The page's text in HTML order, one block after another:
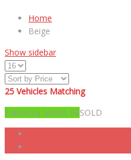
Home
Beige
Show sidebar
25 Vehicles Matching
Fabriksny Moms BilSOLD